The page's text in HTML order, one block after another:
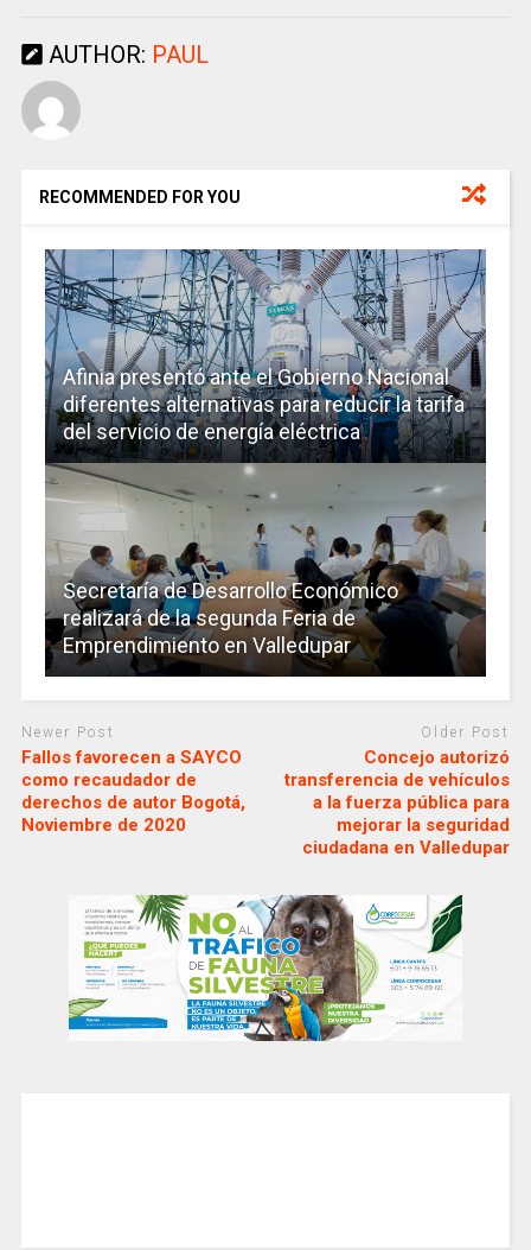
AUTHOR: PAUL
RECOMMENDED FOR YOU
Afinia presentó ante el Gobierno Nacional
diferentes alternativas para reducir la tarifa
del servicio de energía eléctrica
Secretaría de Desarrollo Económico
realizará de la segunda Feria de
Emprendimiento en Valledupar
Newer Post
Fallos favorecen a SAYCO
como recaudador de
derechos de autor Bogotá,
Noviembre de 2020
Older Post
Concejo autorizó
transferencia de vehículos
a la fuerza pública para
mejorar la seguridad
ciudadana en Valledupar